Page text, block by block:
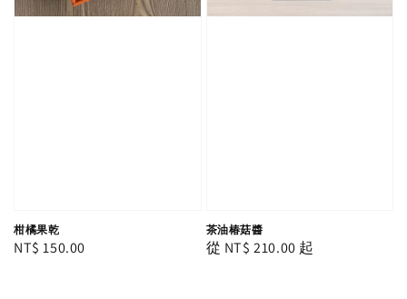
柑橘果乾
Regular
NT$ 150.00
茶油椿菇醬
Regular
從 NT$ 210.00 起